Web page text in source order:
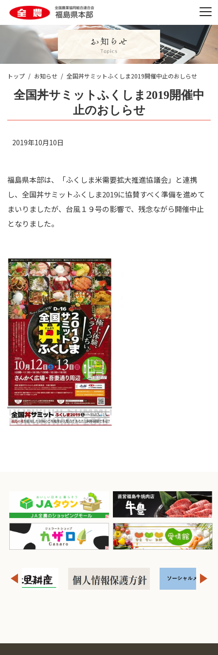
トップ お知らせ 全国丼サミットふくしま2019開催中止のおしらせ
全国丼サミットふくしま2019開催中
止のおしらせ
2019年10月10日
福島県本部は、「ふくしま米需要拡大推進協議会」と連携
し、全国丼サミットふくしま2019に協賛すべく準備を進めて
まいりましたが、台風１９号の影響で、残念ながら開催中止
となりました。